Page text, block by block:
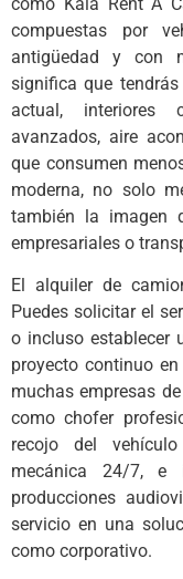
compuestas por
antigüedad y con
significa que
actual, interiores
avanzados, aire
que consumen
moderna, no solo
también la imagen
empresariales o
El alquiler de
Puedes solicitar el
o incluso establecer
proyecto continuo
muchas empresas
como chofer
recojo del
mecánica 24/7, e
producciones
servicio en una
como corporativo.